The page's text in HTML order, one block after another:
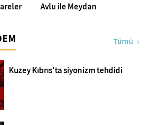
Avlu ile Meydan
Tümü
Kuzey Kıbrıs'ta siyonizm tehdidi